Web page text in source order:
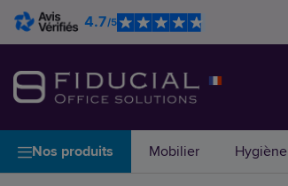
4.7/5
Nos produits Mobilier Hygiène